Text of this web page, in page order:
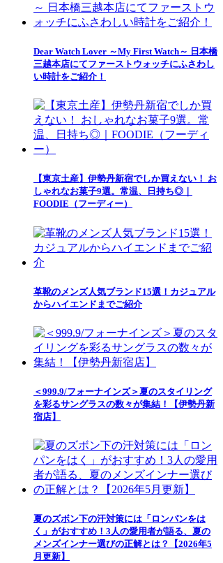
Dear Watch Lover ～My First Watch～ 日本橋
三越本店にてファーストウォッチにふさわし
い時計をご紹介！
【東京土産】伊勢丹新宿でしか買えない！ お
しゃれなお菓子9選。常温、日持ち◎｜
FOODIE（フーディー）
革靴のメンズ人気ブランド15選！カジュアル
からハイエンドまでご紹介
＜999.9/フォーナインズ＞夏のスタイリング
を彩るサングラスの数々が集結！【伊勢丹新
宿店】
夏のズボン下の汗対策には「ロンパンをは
く」がおすすめ！3人の愛用者が語る、夏の
メンズインナー選びの正解とは？【2026年5
月更新】